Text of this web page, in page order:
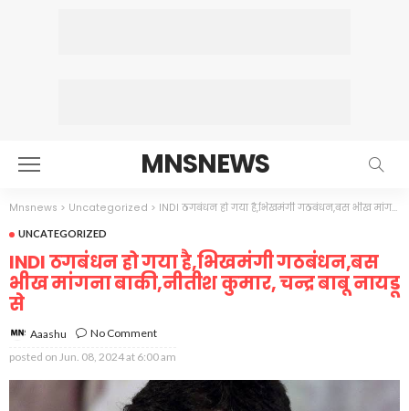
MNSNEWS
Mnsnews > Uncategorized > INDI ठगबंधन हो गया है,भिखमंगी गठबंधन,बस भीख मांगना बाकी,नीतीश कुमार, चन्द्र बाबू नायडू से
UNCATEGORIZED
INDI ठगबंधन हो गया है,भिखमंगी गठबंधन,बस
भीख मांगना बाकी,नीतीश कुमार, चन्द्र बाबू नायडू
से
Aaashu
No Comment
posted on Jun. 08, 2024 at 6:00 am